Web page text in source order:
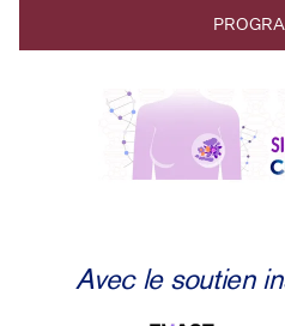
Avec le soutien